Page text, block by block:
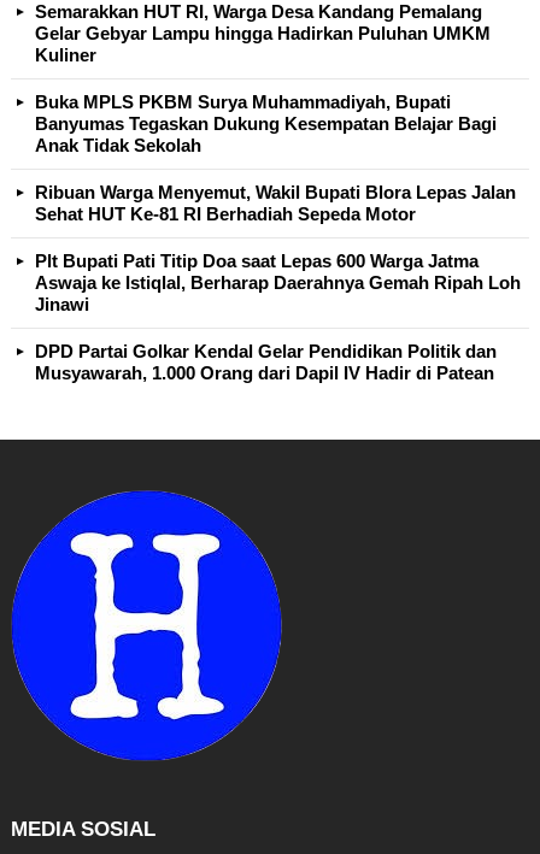
Semarakkan HUT RI, Warga Desa Kandang Pemalang
Gelar Gebyar Lampu hingga Hadirkan Puluhan UMKM
Kuliner
Buka MPLS PKBM Surya Muhammadiyah, Bupati
Banyumas Tegaskan Dukung Kesempatan Belajar Bagi
Anak Tidak Sekolah
Ribuan Warga Menyemut, Wakil Bupati Blora Lepas Jalan
Sehat HUT Ke-81 RI Berhadiah Sepeda Motor
Plt Bupati Pati Titip Doa saat Lepas 600 Warga Jatma
Aswaja ke Istiqlal, Berharap Daerahnya Gemah Ripah Loh
Jinawi
DPD Partai Golkar Kendal Gelar Pendidikan Politik dan
Musyawarah, 1.000 Orang dari Dapil IV Hadir di Patean
MEDIA SOSIAL